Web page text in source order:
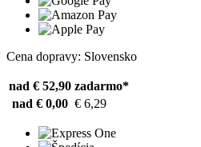
Cena dopravy: Slovensko
nad € 52,90 zadarmo*
nad € 0,00 € 6,29